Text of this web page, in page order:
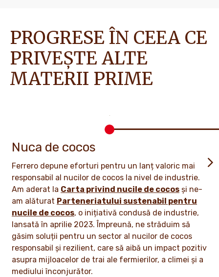
PROGRESE ÎN CEEA CE
PRIVEȘTE ALTE
MATERII PRIME
Nuca de cocos
Ferrero depune eforturi pentru un lanț valoric mai
responsabil al nucilor de cocos la nivel de industrie.
Am aderat la Carta privind nucile de cocos și ne-
am alăturat Parteneriatului sustenabil pentru
nucile de cocos, o inițiativă condusă de industrie,
lansată în aprilie 2023. Împreună, ne străduim să
găsim soluții pentru un sector al nucilor de cocos
responsabil și rezilient, care să aibă un impact pozitiv
asupra mijloacelor de trai ale fermierilor, a climei și a
mediului înconjurător.